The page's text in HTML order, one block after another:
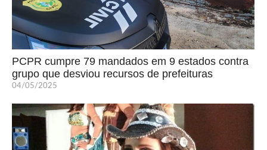
PCPR cumpre 79 mandados em 9 estados contra
grupo que desviou recursos de prefeituras
04/05/2025